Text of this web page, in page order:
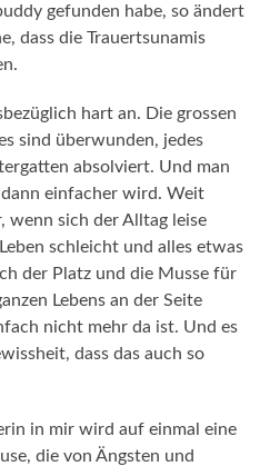
gefunden habe, so ändert
dass die Trauertsunamis
hart an. Die grossen
sind überwunden, jedes
absolviert. Und man
dann einfacher wird. Weit
wenn sich der Alltag leise
schleicht und alles etwas
der Platz und die Musse für
Lebens an der Seite
nicht mehr da ist. Und es
dass das auch so
in mir wird auf einmal eine
die von Ängsten und